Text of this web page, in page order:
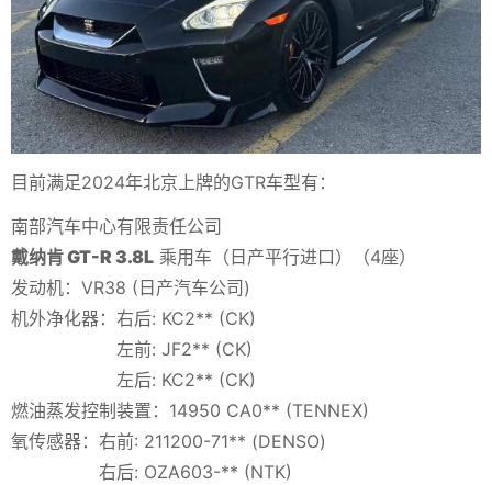
目前满足2024年北京上牌的GTR车型有：
南部汽车中心有限责任公司
戴纳肯 GT-R 3.8L 乘用车（日产平行进口）（4座）
发动机：VR38 (日产汽车公司)
机外净化器：右后: KC2** (CK)
左前: JF2** (CK)
左后: KC2** (CK)
燃油蒸发控制装置：14950 CA0** (TENNEX)
氧传感器：右前: 211200-71** (DENSO)
右后: OZA603-** (NTK)